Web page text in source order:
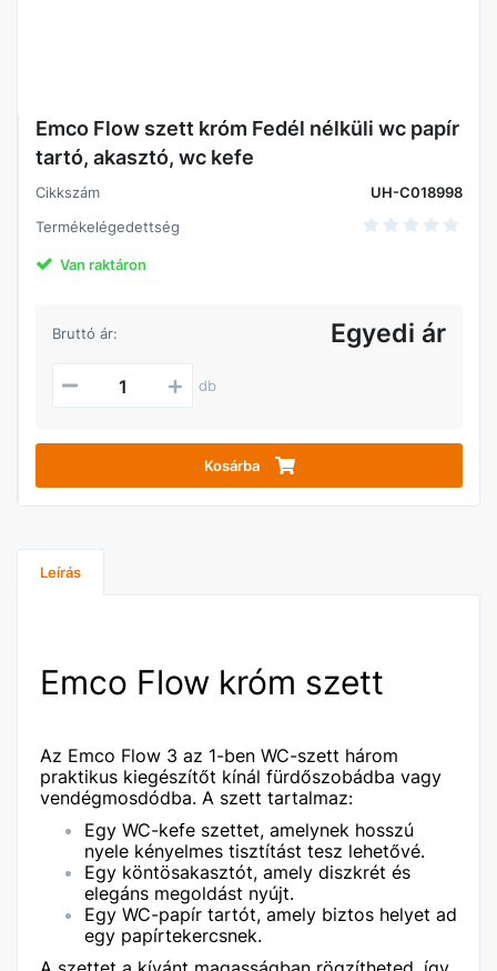
Emco Flow szett króm Fedél nélküli wc papír
tartó, akasztó, wc kefe
Cikkszám
UH-C018998
Termékelégedettség
Van raktáron
Bruttó ár: Egyedi ár
db
Kosárba
Leírás
Emco Flow króm szett
Az Emco Flow 3 az 1-ben WC-szett három
praktikus kiegészítőt kínál fürdőszobádba vagy
vendégmosdódba. A szett tartalmaz:
Egy WC-kefe szettet, amelynek hosszú
nyele kényelmes tisztítást tesz lehetővé.
Egy köntösakasztót, amely diszkrét és
elegáns megoldást nyújt.
Egy WC-papír tartót, amely biztos helyet ad
egy papírtekercsnek.